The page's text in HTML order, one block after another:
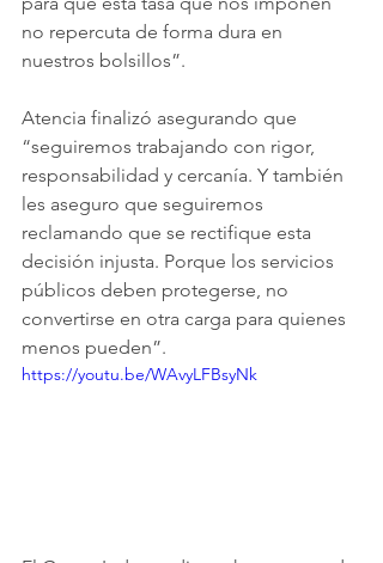
no repercuta de forma dura en
nuestros bolsillos”.
Atencia finalizó asegurando que
“seguiremos trabajando con rigor,
responsabilidad y cercanía. Y también
les aseguro que seguiremos
reclamando que se rectifique esta
decisión injusta. Porque los servicios
públicos deben protegerse, no
convertirse en otra carga para quienes
menos pueden”.
https://youtu.be/WAvyLFBsyNk